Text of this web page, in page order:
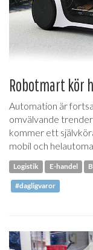
Robotmart kör
Automation är
omvälvande
kommer ett
mobil och
Logistik E-handel
#dagligvaror